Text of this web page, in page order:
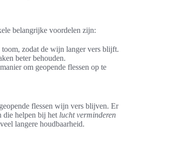
belangrijke voordelen zijn:
zodat de wijn langer vers blijft.
beter behouden.
om geopende flessen op te
flessen wijn vers blijven. Er
die helpen bij het lucht verminderen
langere houdbaarheid.